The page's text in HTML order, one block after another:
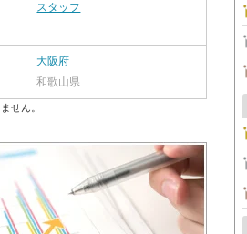
スタッフ
大阪府
和歌山県
せん。